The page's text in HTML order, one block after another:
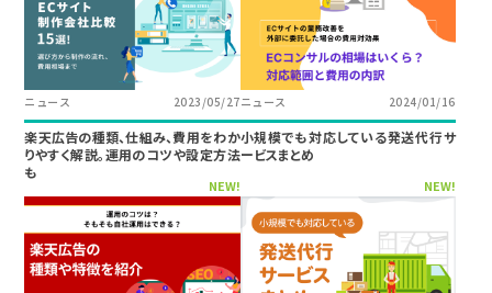
ニュース 2023/05/27ニュース 2024/01/16
楽天広告の種類、仕組み、費用をわか
りやすく解説。運用のコツや設定方法
も
NEW!
小規模でも対応している発送代行サ
ービスまとめ
NEW!